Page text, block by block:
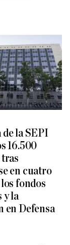
de la SEPI
16.500
en cuatro
fondos
y la
en Defensa